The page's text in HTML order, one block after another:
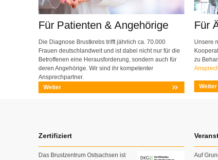
Für Patienten & Angehörige
Die Diagnose Brustkrebs trifft jährlich ca. 70.000
Frauen deutschlandweit und ist dabei nicht nur für die
Betroffenen eine Herausforderung, sondern auch für
deren Angehörige. Wir sind ihr kompetenter
Ansprechpartner.
Weiter
Für
Unsere
zu
Weiter
Zertifiziert
Das Brustzentrum Ostsachsen ist
Auf